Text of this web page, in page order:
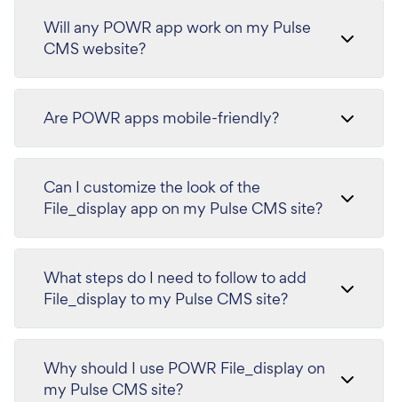
Will any POWR app work on my Pulse
CMS website?
Are POWR apps mobile-friendly?
Can I customize the look of the
File_display app on my Pulse CMS site?
What steps do I need to follow to add
File_display to my Pulse CMS site?
Why should I use POWR File_display on
my Pulse CMS site?